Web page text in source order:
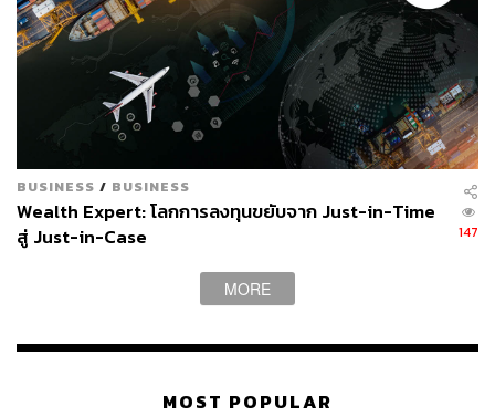
BUSINESS / BUSINESS
Wealth Expert: โลกการลงทุนขยับจาก Just-in-Time
สู่ Just-in-Case
147
MORE
MOST POPULAR